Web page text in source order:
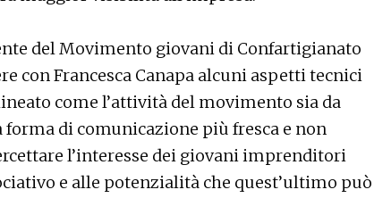
del Movimento giovani di Confartigianato
con Francesca Canapa alcuni aspetti tecnici
come l’attività del movimento sia da
di comunicazione più fresca e non
l’interesse dei giovani imprenditori
e alle potenzialità che quest’ultimo può